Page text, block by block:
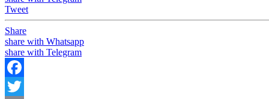
Tweet
Share
share with Whatsapp
share with Telegram
Facebook